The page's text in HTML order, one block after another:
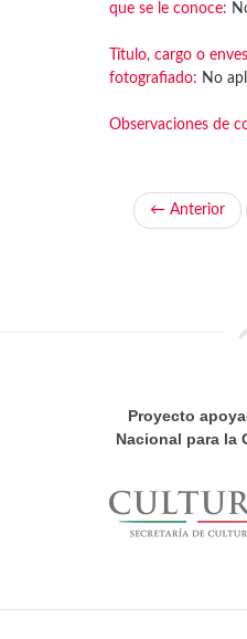
que se le conoce:
Título, cargo o
fotografiado: No
Observaciones de
← Anterior
Proyecto
Nacional para la